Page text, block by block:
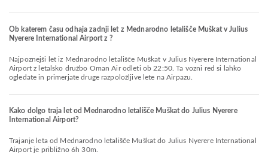
Ob katerem času odhaja zadnji let z Mednarodno letališče Muškat v Julius
Nyerere International Airport z ?
Najpoznejši let iz Mednarodno letališče Muškat v Julius Nyerere International
Airport z letalsko družbo Oman Air odleti ob 22:50. Ta vozni red si lahko
ogledate in primerjate druge razpoložljive lete na Airpazu.
Kako dolgo traja let od Mednarodno letališče Muškat do Julius Nyerere
International Airport?
Trajanje leta od Mednarodno letališče Muškat do Julius Nyerere International
Airport je približno 6h 30m.